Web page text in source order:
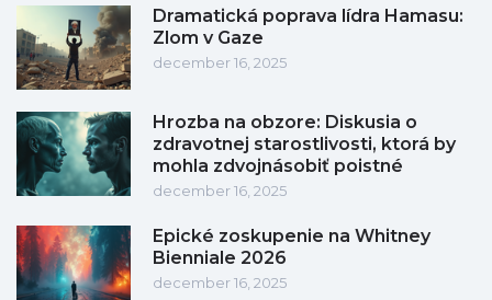
Dramatická poprava lídra Hamasu:
Zlom v Gaze
december 16, 2025
Hrozba na obzore: Diskusia o
zdravotnej starostlivosti, ktorá by
mohla zdvojnásobiť poistné
december 16, 2025
Epické zoskupenie na Whitney
Bienniale 2026
december 16, 2025